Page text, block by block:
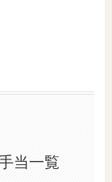
当一覧